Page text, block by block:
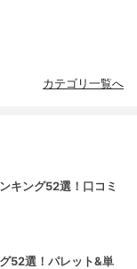
カテゴリ一覧へ
キング52選！口コミ
52選！パレット&単